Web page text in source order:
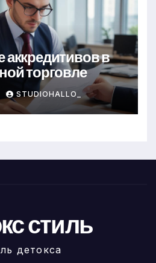
в
торговле
STUDIOHALLO_
стиль
детокса